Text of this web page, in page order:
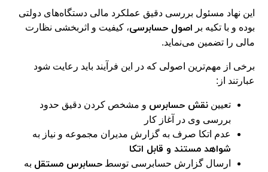
این نهاد مسئول بررسی دقیق عملکرد مالی دستگاه‌های دولتی
بوده و با تکیه بر اصول حسابرسی، کیفیت و اثربخشی نظارت
مالی را تضمین می‌نماید.
برخی از مهم‌ترین اصولی که در این فرآیند باید رعایت شود
عبارتند از:
تعییننقش حسابرس و مشخص کردن دقیق حدود
بررسی وی در آغاز کار
عدم اتکا صرف به گزارش مدیران مجموعه و نیاز به
شواهد مستند و قابل اتکا
ارسال گزارش حسابرسی توسطحسابرس مستقل به